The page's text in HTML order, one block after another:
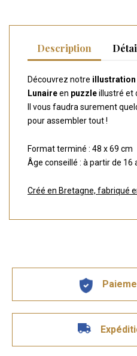
Description
Découvrez notre illustration
Lunaireen puzzleillustré et
Il vous faudra surement
pour assembler tout !
Format terminé : 48 x 69 cm
Âge conseillé : à partir de 16
Créé en Bretagne, fabriqué